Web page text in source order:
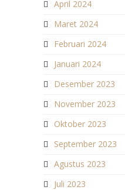
April 2024
Maret 2024
Februari 2024
Januari 2024
Desember 2023
November 2023
Oktober 2023
September 2023
Agustus 2023
Juli 2023